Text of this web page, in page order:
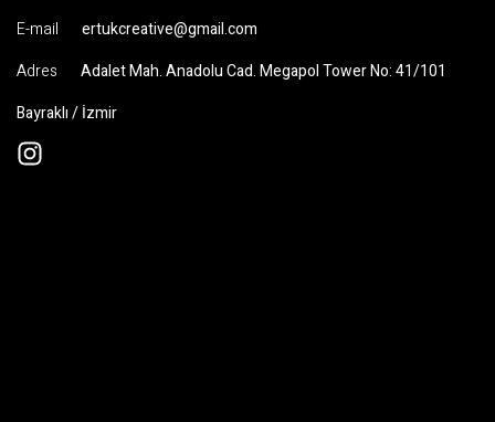
E-mail
ertukcreative@gmail.com
Adres
Adalet Mah. Anadolu Cad. Megapol Tower No: 41/101
Bayraklı / İzmir